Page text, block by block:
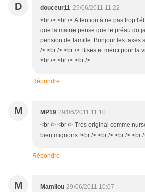
D douceur11 29/06/2011 11:22
<br /> <br /> Attention à ne pas trop
que la mairie pense que le préau du
pension de famille. Bonjour les taxes
/> <br /> <br /> Bises et merci pour la
<br /> <br /> <br />
Répondre
M MP19 29/06/2011 11:10
<br /> <br /> Très original comme
bien mignons !<br /> <br /> <br /> <br
Répondre
M Mamilou 29/06/2011 10:07